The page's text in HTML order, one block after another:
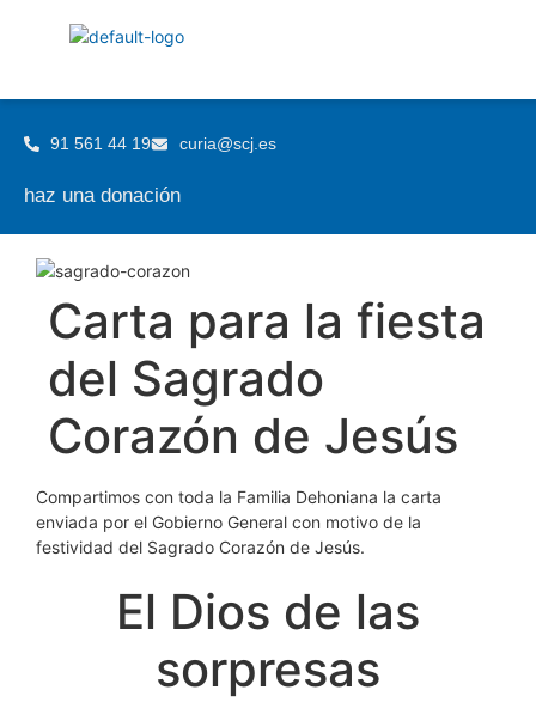
91 561 44 19 curia@scj.es
haz una donación
Carta para la fiesta
del Sagrado
Corazón de Jesús
Compartimos con toda la Familia Dehoniana la carta
enviada por el Gobierno General con motivo de la
festividad del Sagrado Corazón de Jesús.
El Dios de las
sorpresas